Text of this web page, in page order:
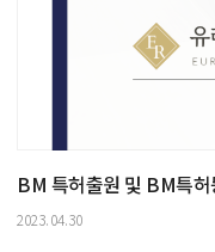
BM 특허출원 및 BM특
2023.04.30